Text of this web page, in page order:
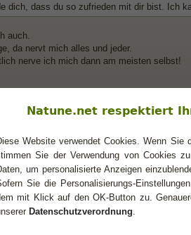
dich, dass du so zufrieden mit dir bist. Ich
auch.
da nervt mich alles und jeder.
nerve ich mich dann am meisten selbst!
bitte beschreibt euch hier selbst...
dich, dass du so zufrieden mit dir bist. Ich
haben wir denn? Ich denke mal, dass
kann man nur das beste draus machen.
Natune.net respektiert
Website verwendet Cookies. Wenn Sie
Sie der Verwendung von Cookies
um personalisierte Anzeigen
Sie die Personalisierungs-
mit Klick auf den OK-Button zu.
Datenschutzverordnung